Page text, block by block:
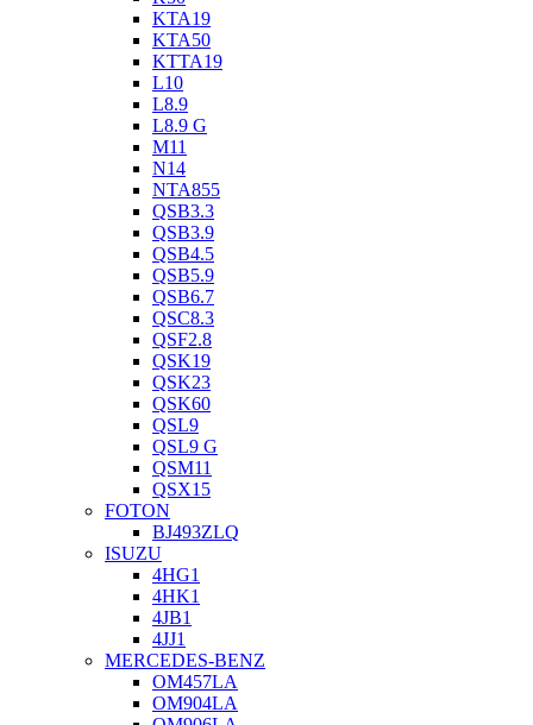
KTA19
KTA50
KTTA19
L10
L8.9
L8.9 G
M11
N14
NTA855
QSB3.3
QSB3.9
QSB4.5
QSB5.9
QSB6.7
QSC8.3
QSF2.8
QSK19
QSK23
QSK60
QSL9
QSL9 G
QSM11
QSX15
FOTON
BJ493ZLQ
ISUZU
4HG1
4HK1
4JB1
4JJ1
MERCEDES-BENZ
OM457LA
OM904LA